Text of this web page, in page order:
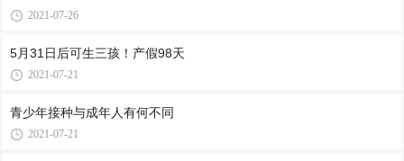
2021-07-26
5月31日后可生三孩！产假98天
2021-07-21
青少年接种与成年人有何不同
2021-07-21